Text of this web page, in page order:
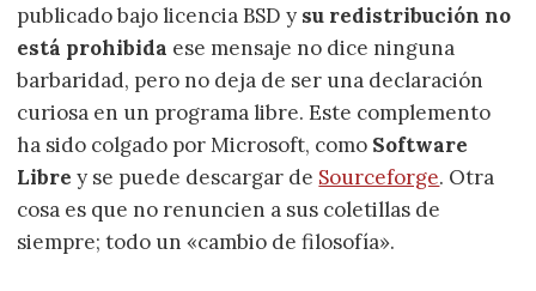
publicado bajo licencia BSD y su redistribución no
está prohibida ese mensaje no dice ninguna
barbaridad, pero no deja de ser una declaración
curiosa en un programa libre. Este complemento
ha sido colgado por Microsoft, como Software
Libre y se puede descargar de Sourceforge. Otra
cosa es que no renuncien a sus coletillas de
siempre; todo un «cambio de filosofía».